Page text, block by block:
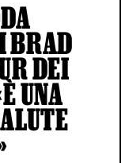
BRAD
DEI
UNA